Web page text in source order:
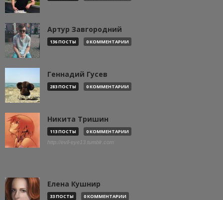
Артур Завгородний
136 ПОСТЫ 0 КОММЕНТАРИИ
Геннадий Гусев
283 ПОСТЫ 0 КОММЕНТАРИИ
Никита Тришин
113 ПОСТЫ 0 КОММЕНТАРИИ
http://evil-eye13.tumblr.com
Елена Кушнир
33 ПОСТЫ 0 КОММЕНТАРИИ